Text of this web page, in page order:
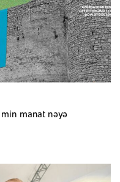
min manat nəyə